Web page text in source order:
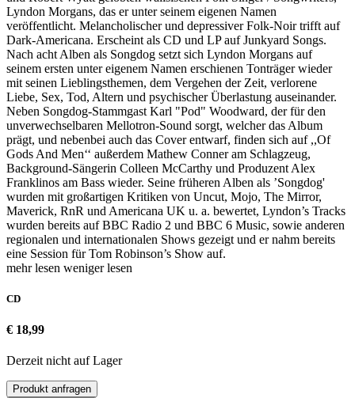
Lyndon Morgans, das er unter seinem eigenen Namen
veröffentlicht. Melancholischer und depressiver Folk-Noir trifft auf
Dark-Americana. Erscheint als CD und LP auf Junkyard Songs.
Nach acht Alben als Songdog setzt sich Lyndon Morgans auf
seinem ersten unter eigenem Namen erschienen Tonträger wieder
mit seinen Lieblingsthemen, dem Vergehen der Zeit, verlorene
Liebe, Sex, Tod, Altern und psychischer Überlastung auseinander.
Neben Songdog-Stammgast Karl "Pod" Woodward, der für den
unverwechselbaren Mellotron-Sound sorgt, welcher das Album
prägt, und nebenbei auch das Cover entwarf, finden sich auf ,,Of
Gods And Men‘‘ außerdem Mathew Conner am Schlagzeug,
Background-Sängerin Colleen McCarthy und Produzent Alex
Franklinos am Bass wieder. Seine früheren Alben als ’Songdog'
wurden mit großartigen Kritiken von Uncut, Mojo, The Mirror,
Maverick, RnR und Americana UK u. a. bewertet, Lyndon’s Tracks
wurden bereits auf BBC Radio 2 und BBC 6 Music, sowie anderen
regionalen und internationalen Shows gezeigt und er nahm bereits
eine Session für Tom Robinson’s Show auf.
mehr lesen weniger lesen
CD
€ 18,99
Derzeit nicht auf Lager
Produkt anfragen